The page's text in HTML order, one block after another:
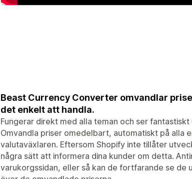
Beast Currency Converter omvandlar
det enkelt att handla.
Fungerar direkt med alla teman och ser
Omvandla priser omedelbart, automatiskt på alla
valutaväxlaren. Eftersom Shopify inte tillåter
några sätt att informera dina kunder om detta.
varukorgssidan, eller så kan de fortfarande se de